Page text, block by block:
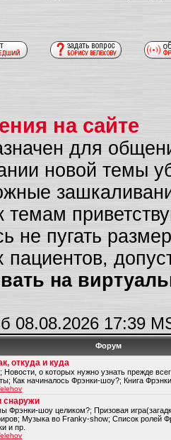
на сайте
для
новой темы
темам
не пугать
на
08.08.2026 17:39
Форум
откуда и куда
Новости, о которых нужно узнать прежде
Как начиналось Фрэнки-шоу?; Книга
Фрэнки-шоу целиком?; Призовая
Музыка во Franky-show; Список ролей
и пр.